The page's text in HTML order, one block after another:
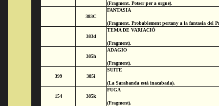
(Fragment. Potser per a orgue).
383C
FANTASIA
(Fragment. Probablement pertany a la fantasia del
383d
TEMA DE VARIACIÓ
(Fragment).
385h
ADAGIO
(Fragment).
399 385i
SUITE
(La Sarabanda està inacabada).
154 385k
FUGA
(Fragment).